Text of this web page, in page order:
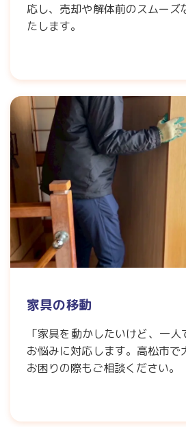
応し、売却や解体前のスムーズ
たします。
家具の移動
「家具を動かしたいけど、一
お悩みに対応します。高松市で
お困りの際もご相談ください。